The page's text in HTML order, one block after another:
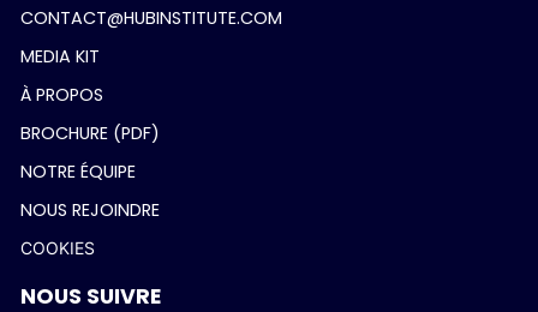
CONTACT@HUBINSTITUTE.COM
MEDIA KIT
À PROPOS
BROCHURE (PDF)
NOTRE ÉQUIPE
NOUS REJOINDRE
COOKIES
NOUS SUIVRE